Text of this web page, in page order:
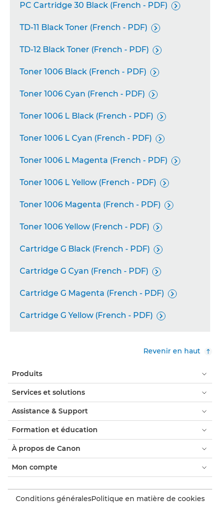
PC Cartridge 30 Black (French - PDF) 
TD-11 Black Toner (French - PDF) 
TD-12 Black Toner (French - PDF) 
Toner 1006 Black (French - PDF) 
Toner 1006 Cyan (French - PDF) 
Toner 1006 L Black (French - PDF) 
Toner 1006 L Cyan (French - PDF) 
Toner 1006 L Magenta (French - PDF) 
Toner 1006 L Yellow (French - PDF) 
Toner 1006 Magenta (French - PDF) 
Toner 1006 Yellow (French - PDF) 
Cartridge G Black (French - PDF) 
Cartridge G Cyan (French - PDF) 
Cartridge G Magenta (French - PDF) 
Cartridge G Yellow (French - PDF) 
Revenir en haut
Produits
Services et solutions
Assistance & Support
Formation et éducation
À propos de Canon
Mon compte
Conditions généralesPolitique en matière de cookies